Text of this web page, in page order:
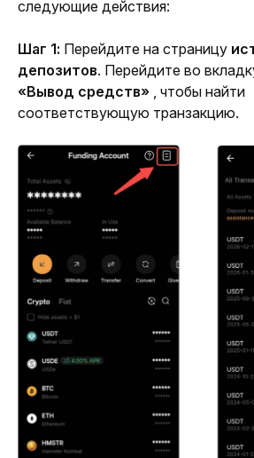
следующие действия:
Шаг 1: Перейдите на страницу
депозитов. Перейдите во
«Вывод средств» , чтобы найти
соответствующую транзакцию.